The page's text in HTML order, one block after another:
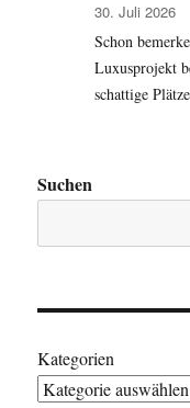
30. Juli 2026
Schon
Luxusprojekt
schattige
Suchen
Kategorien